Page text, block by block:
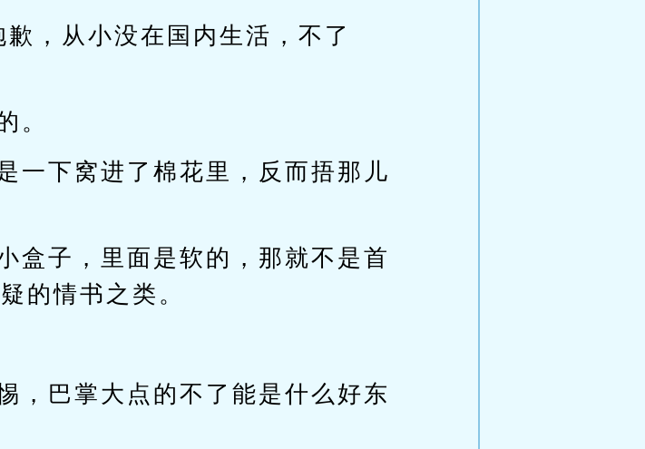
，从小没在国内生活，不了
。
一下窝进了棉花里，反而捂那儿
盒子，里面是软的，那就不是首
的情书之类。
，巴掌大点的不了能是什么好东